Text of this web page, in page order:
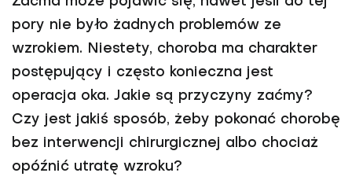
pory nie było żadnych problemów ze
wzrokiem. Niestety, choroba ma charakter
postępujący i często konieczna jest
operacja oka. Jakie są przy­czyny zaćmy?
Czy jest jakiś sposób, żeby pokonać chorobę
bez interwencji chirurgicznej albo chociaż
opóźnić utratę wzroku?